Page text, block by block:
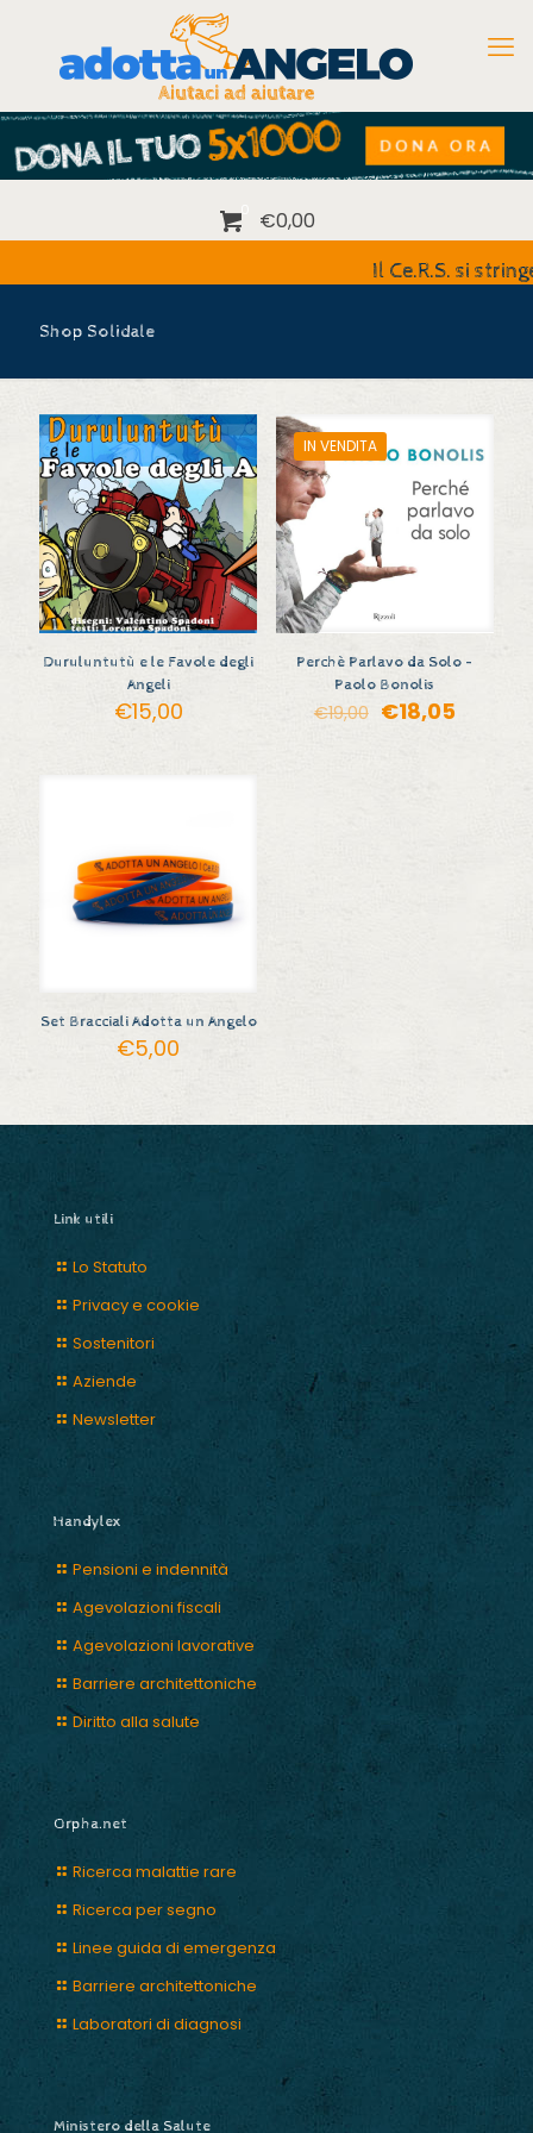
0 €0,00
Il Ce.R.S. si
Shop Solidale
Duruluntutù e le Favole degli
Angeli
€15,00
IN VENDITA
Perchè Parlavo da Solo –
Paolo Bonolis
€19,00 Il
€18,05Il
Set Bracciali Adotta un Angelo
€5,00
Link utili
Lo Statuto
Privacy e cookie
Sostenitori
Aziende
Newsletter
Handylex
Pensioni e indennità
Agevolazioni fiscali
Agevolazioni lavorative
Barriere architettoniche
Diritto alla salute
Orpha.net
Ricerca malattie rare
Ricerca per segno
Linee guida di emergenza
Barriere architettoniche
Laboratori di diagnosi
Ministero della Salute